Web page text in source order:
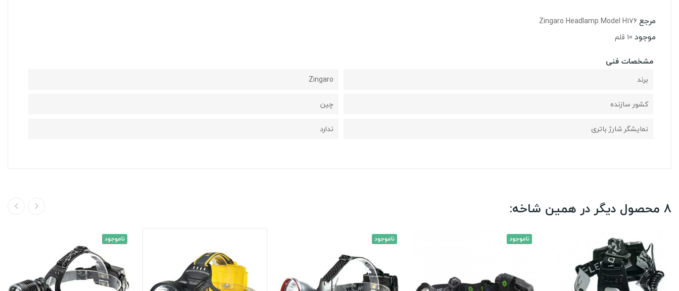
مرجعZingaro Headlamp Model H176
موجود 10 قلم
مشخصات فنی
برند
Zingaro
کشور سازنده
چین
نمایشگر شارژ باتری
ندارد
8 محصول دیگر در همین شاخه:
ناموجود ناموجود ناموجود